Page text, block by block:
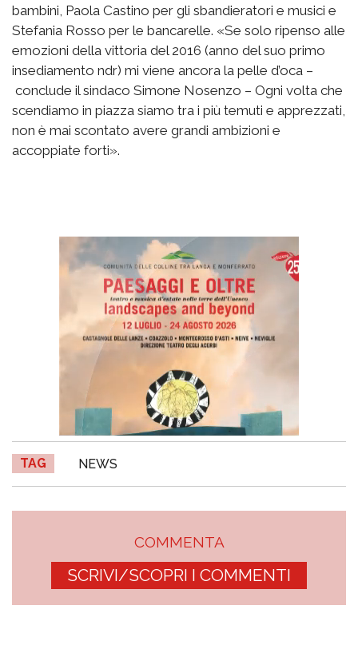
bambini, Paola Castino per gli sbandieratori e musici e
Stefania Rosso per le bancarelle. «Se solo ripenso alle
emozioni della vittoria del 2016 (anno del suo primo
insediamento ndr) mi viene ancora la pelle d’oca –
conclude il sindaco Simone Nosenzo – Ogni volta che
scendiamo in piazza siamo tra i più temuti e apprezzati,
non è mai scontato avere grandi ambizioni e
accoppiate forti».
TAG NEWS
COMMENTA
SCRIVI/SCOPRI I COMMENTI